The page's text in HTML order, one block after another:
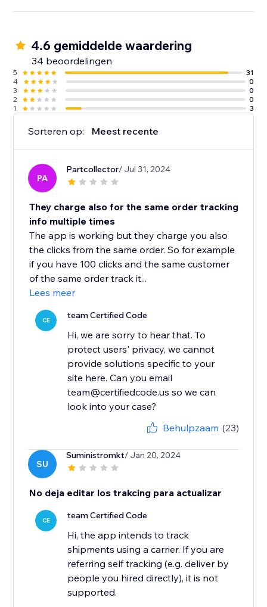
4.6 gemiddelde waardering
34 beoordelingen
5
31
4
0
3
0
2
0
1
3
Sorteren op: Meest recente
PA
Partcollector/ Jul 31, 2024
They charge also for the same order tracking
info multiple times
The app is working but they charge you also
the clicks from the same order. So for example
if you have 100 clicks and the same customer
of the same order track it...
Lees meer
CE team Certified Code
Hi, we are sorry to hear that. To
protect users' privacy, we cannot
provide solutions specific to your
site here. Can you email
team@certifiedcode.us so we can
look into your case?
Behulpzaam (23)
SU
Suministromkt/ Jan 20, 2024
No deja editar los trakcing para actualizar
CE team Certified Code
Hi, the app intends to track
shipments using a carrier. If you are
referring self tracking (e.g. deliver by
people you hired directly), it is not
supported.